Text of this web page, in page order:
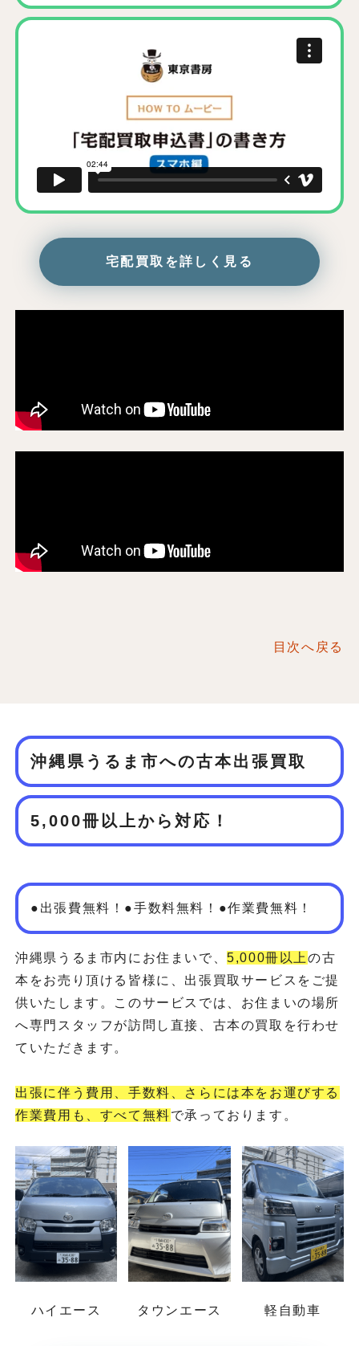
宅配買取を詳しく見る
目次へ戻る
沖縄県うるま市への古本出張買取
5,000冊以上から対応！
●出張費無料！●手数料無料！●作業費無料！
沖縄県うるま市内にお住まいで、5,000冊以上 の古
本をお売り頂ける皆様に、出張買取サービスをご提
供いたします。このサービスでは、お住まいの場所
へ専門スタッフが訪問し直接、古本の買取を行わせ
ていただきます。
出張に伴う費用、手数料、さらには本をお運びする
作業費用も、すべて無料で承っております。
ハイエース タウンエース 軽自動車